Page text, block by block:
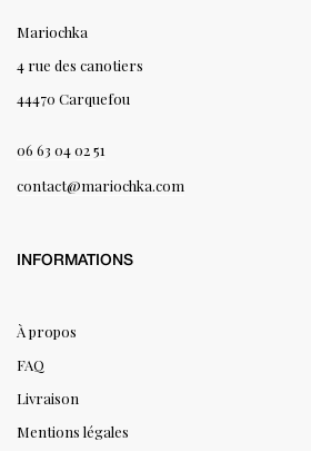
Mariochka
4 rue des canotiers
44470 Carquefou
06 63 04 02 51
contact@mariochka.com
INFORMATIONS
À propos
FAQ
Livraison
Mentions légales